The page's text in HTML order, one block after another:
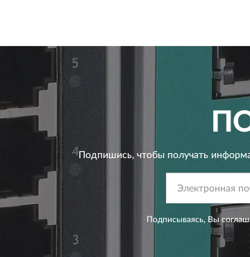
Подпишись, чтобы получать
Подписываясь, Вы